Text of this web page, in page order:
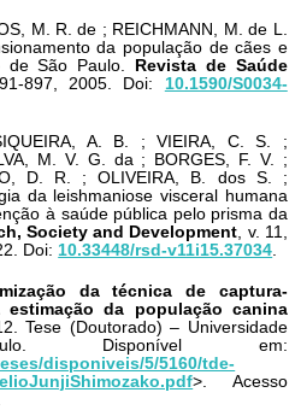
M. R. de ; REICHMANN, M. de L.
da população de cães e
de São Paulo.
Revista de Saúde
897, 2005. Doi: 10.1590/S0034-
A. B. ; VIEIRA, C. S. ;
M. V. G. da ; BORGES, F. V. ;
D. R. ; OLIVEIRA, B. dos S. ;
da leishmaniose visceral humana
à saúde pública pelo prisma da
Society and Development, v. 11,
Doi:10.33448/rsd-v11i15.37034.
da técnica de captura-
estimação da população canina
Tese (Doutorado) – Universidade
Disponível em:
disponiveis/5/5160/tde-
>. Acesso